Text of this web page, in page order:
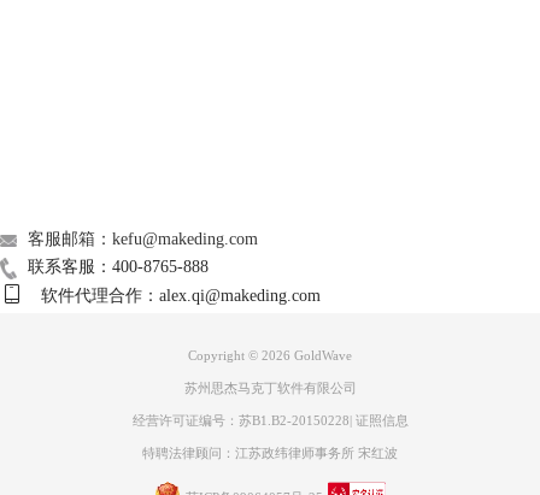
降噪参数设置。降噪参数主要是减少包络功能，这里有四种可以选择，分
别是使用形状、使用当前频谱、使用平均值以及使用剪贴板。这里使用形
状，可以拖动方格中的红线调参，当然还可以对右侧参数进行设置。调参
客服邮箱：kefu@makeding.com
联系客服：400-8765-888
软件代理合作：alex.qi@makeding.com
Copyright © 2026 GoldWave
苏州思杰马克丁软件有限公司
经营许可证编号：苏B1.B2-20150228| 证照信息
特聘法律顾问：江苏政纬律师事务所 宋红波